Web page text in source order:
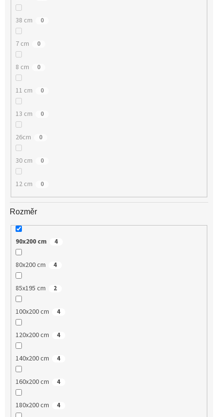
38 cm 0
7 cm 0
8 cm 0
11 cm 0
13 cm 0
26cm 0
30 cm 0
12 cm 0
Rozměr
90x200 cm 4
80x200 cm 4
85x195 cm 2
100x200 cm 4
120x200 cm 4
140x200 cm 4
160x200 cm 4
180x200 cm 4